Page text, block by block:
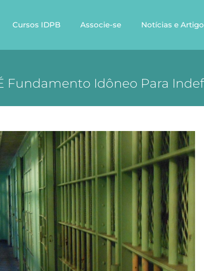
Cursos IDPB Associe-se Notícias e
Fundamento Idôneo Para